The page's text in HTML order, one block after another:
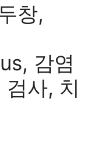
창,
감염
사, 치